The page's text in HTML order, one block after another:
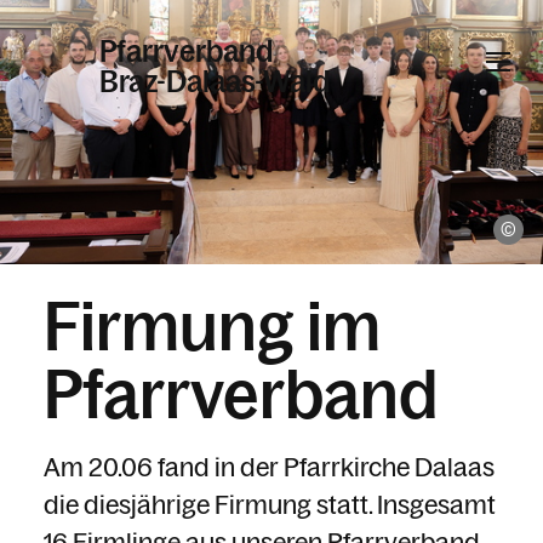
Pfarrverband
Braz-Dalaas-Wald
Informationen
Kalender
Personen
Kontakt
Firmung im
Pfarrverband
Am 20.06 fand in der Pfarrkirche Dalaas
die diesjährige Firmung statt. Insgesamt